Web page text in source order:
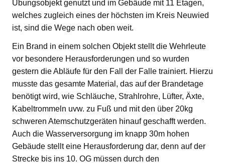
Übungsobjekt genutzt und im Gebäude mit 11 Etagen,
welches zugleich eines der höchsten im Kreis Neuwied
ist, sind die Wege nach oben weit.
Ein Brand in einem solchen Objekt stellt die Wehrleute
vor besondere Herausforderungen und so wurden
gestern die Abläufe für den Fall der Falle trainiert. Hierzu
musste das gesamte Material, das auf der Brandetage
benötigt wird, wie Schläuche, Strahlrohre, Lüfter, Äxte,
Kabeltrommeln uvw. zu Fuß und mit den über 20kg
schweren Atemschutzgeräten hinauf geschafft werden.
Auch die Wasserversorgung im knapp 30m hohen
Gebäude stellt eine Herausforderung dar, denn auf der
Strecke bis ins 10. OG müssen durch den